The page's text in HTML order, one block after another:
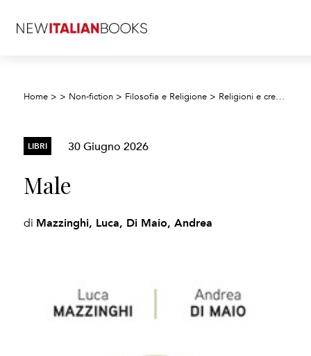
Home > > Non-fiction > Filosofia e Religione > Religioni e credenze
LIBRI 30 Giugno 2026
Male
di Mazzinghi, Luca, Di Maio, Andrea